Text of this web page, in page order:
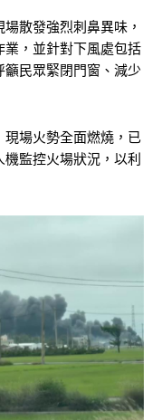
散發強烈刺鼻異味，
，並針對下風處包括
民眾緊閉門窗、減少
場火勢全面燃燒，已
監控火場狀況，以利